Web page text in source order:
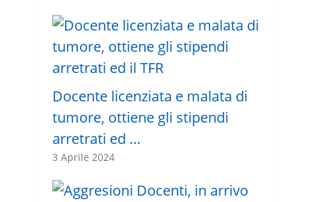
Docente licenziata e malata di
tumore, ottiene gli stipendi
arretrati ed …
3 Aprile 2024